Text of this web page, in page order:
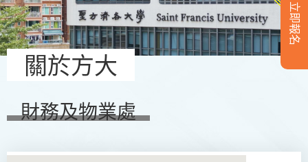
立即報名
關於方大
財務及物業處